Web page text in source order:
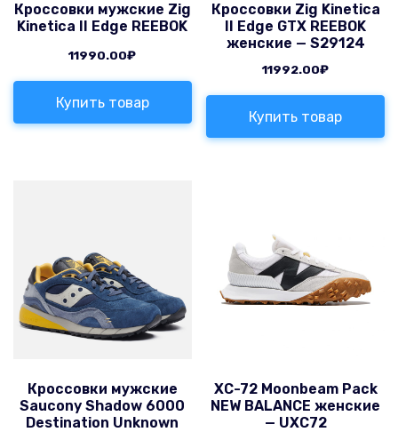
Кроссовки мужские Zig
Kinetica II Edge REEBOK
11990.00₽
Купить товар
Кроссовки Zig Kinetica
II Edge GTX REEBOK
женские — S29124
11992.00₽
Купить товар
Кроссовки мужские
Saucony Shadow 6000
Destination Unknown
XC-72 Moonbeam Pack
NEW BALANCE женские
— UXC72